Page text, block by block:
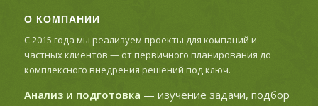
О КОМПАНИИ
С 2015 года мы реализуем проекты для компаний и
частных клиентов — от первичного планирования до
комплексного внедрения решений под ключ.
Анализ и подготовка — изучение задачи, подбор